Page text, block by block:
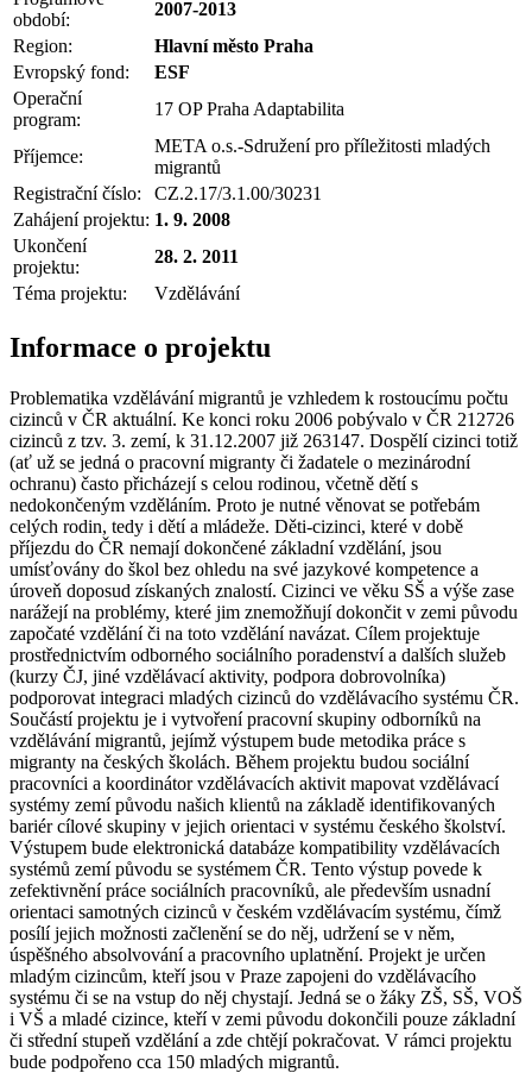
období:
2007-2013
Region:
Hlavní město Praha
Evropský fond:
ESF
Operační
program:
17 OP Praha Adaptabilita
Příjemce:
META o.s.-Sdružení pro příležitosti mladých
migrantů
Registrační číslo:
CZ.2.17/3.1.00/30231
Zahájení projektu: 1. 9. 2008
Ukončení
projektu:
28. 2. 2011
Téma projektu:
Vzdělávání
Informace o projektu
Problematika vzdělávání migrantů je vzhledem k rostoucímu počtu
cizinců v ČR aktuální. Ke konci roku 2006 pobývalo v ČR 212726
cizinců z tzv. 3. zemí, k 31.12.2007 již 263147. Dospělí cizinci totiž
(ať už se jedná o pracovní migranty či žadatele o mezinárodní
ochranu) často přicházejí s celou rodinou, včetně dětí s
nedokončeným vzděláním. Proto je nutné věnovat se potřebám
celých rodin, tedy i dětí a mládeže. Děti-cizinci, které v době
příjezdu do ČR nemají dokončené základní vzdělání, jsou
umísťovány do škol bez ohledu na své jazykové kompetence a
úroveň doposud získaných znalostí. Cizinci ve věku SŠ a výše zase
narážejí na problémy, které jim znemožňují dokončit v zemi původu
započaté vzdělání či na toto vzdělání navázat. Cílem projektuje
prostřednictvím odborného sociálního poradenství a dalších služeb
(kurzy ČJ, jiné vzdělávací aktivity, podpora dobrovolníka)
podporovat integraci mladých cizinců do vzdělávacího systému ČR.
Součástí projektu je i vytvoření pracovní skupiny odborníků na
vzdělávání migrantů, jejímž výstupem bude metodika práce s
migranty na českých školách. Během projektu budou sociální
pracovníci a koordinátor vzdělávacích aktivit mapovat vzdělávací
systémy zemí původu našich klientů na základě identifikovaných
bariér cílové skupiny v jejich orientaci v systému českého školství.
Výstupem bude elektronická databáze kompatibility vzdělávacích
systémů zemí původu se systémem ČR. Tento výstup povede k
zefektivnění práce sociálních pracovníků, ale především usnadní
orientaci samotných cizinců v českém vzdělávacím systému, čímž
posílí jejich možnosti začlenění se do něj, udržení se v něm,
úspěšného absolvování a pracovního uplatnění. Projekt je určen
mladým cizincům, kteří jsou v Praze zapojeni do vzdělávacího
systému či se na vstup do něj chystají. Jedná se o žáky ZŠ, SŠ, VOŠ
i VŠ a mladé cizince, kteří v zemi původu dokončili pouze základní
či střední stupeň vzdělání a zde chtějí pokračovat. V rámci projektu
bude podpořeno cca 150 mladých migrantů.